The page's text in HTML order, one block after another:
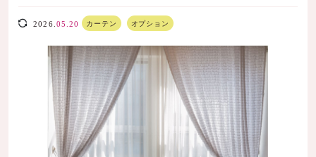
2026. 05.20 カーテン オプション